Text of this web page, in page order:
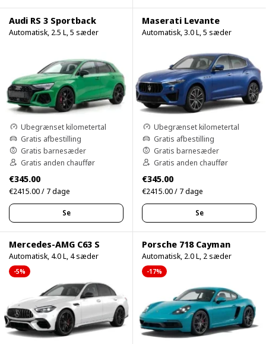
Audi RS 3 Sportback
Automatisk, 2.5 L, 5 sæder
Ubegrænset kilometertal
Gratis afbestilling
Gratis barnesæder
Gratis anden chauffør
€345.00
€2415.00 / 7 dage
Se
Maserati Levante
Automatisk, 3.0 L, 5 sæder
Ubegrænset kilometertal
Gratis afbestilling
Gratis barnesæder
Gratis anden chauffør
€345.00
€2415.00 / 7 dage
Se
Mercedes-AMG C63 S
Automatisk, 4.0 L, 4 sæder
-5%
Porsche 718 Cayman
Automatisk, 2.0 L, 2 sæder
-17%